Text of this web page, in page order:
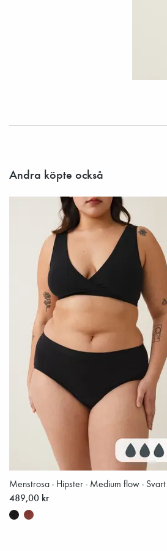
Andra köpte också
Menstrosa - Hipster - Medium flow - Svart
489,00 kr